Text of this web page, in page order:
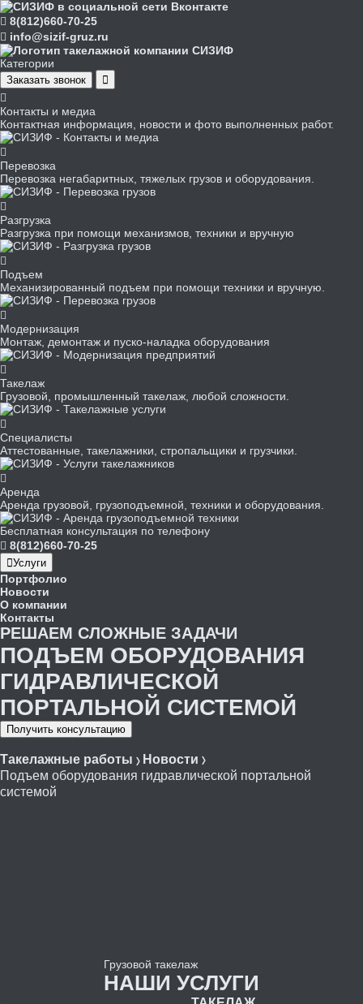
8(812)660-70-25
info@sizif-gruz.ru
Категории
Заказать звонок
Контакты и медиа
Контактная информация, новости и фото выполненных работ.
Перевозка
Перевозка негабаритных, тяжелых грузов и оборудования.
Разгрузка
Разгрузка при помощи механизмов, техники и вручную
Подъем
Механизированный подъем при помощи техники и вручную.
Модернизация
Монтаж, демонтаж и пуско-наладка оборудования
Такелаж
Грузовой, промышленный такелаж, любой сложности.
Специалисты
Аттестованные, такелажники, стропальщики и грузчики.
Аренда
Аренда грузовой, грузоподъемной, техники и оборудования.
Бесплатная консультация по телефону
8(812)660-70-25
Услуги
Портфолио
Новости
О компании
Контакты
РЕШАЕМ СЛОЖНЫЕ ЗАДАЧИ
ПОДЪЕМ ОБОРУДОВАНИЯ
ГИДРАВЛИЧЕСКОЙ
ПОРТАЛЬНОЙ СИСТЕМОЙ
Получить консультацию
Такелажные работы
Новости
Подъем оборудования гидравлической портальной
системой
Грузовой такелаж
НАШИ УСЛУГИ